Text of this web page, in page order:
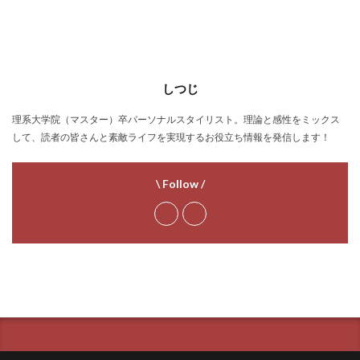
しつじ
理系大学院（マスター）卒パーソナルスタイリスト。理論と感性をミックス
して、読者の皆さんと素敵ライフを実現するお役立ち情報を発信します！
\ Follow /